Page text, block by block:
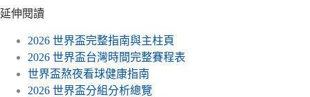
延伸閱讀
2026 世界盃完整指南與主柱頁
2026 世界盃台灣時間完整賽程表
世界盃熬夜看球健康指南
2026 世界盃分組分析總覽